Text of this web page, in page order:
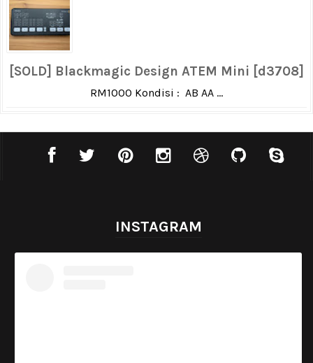
[SOLD] Blackmagic Design ATEM Mini [d3708]
RM1000 Kondisi : AB AA ...
INSTAGRAM